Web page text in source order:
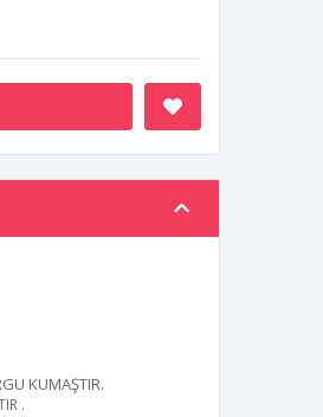
KUMAŞTIR.
.